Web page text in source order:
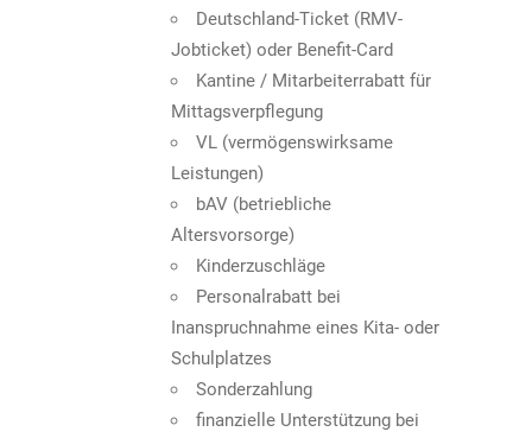
Deutschland-Ticket (RMV-
Jobticket) oder Benefit-Card
Kantine / Mitarbeiterrabatt für
Mittagsverpflegung
VL (vermögenswirksame
Leistungen)
bAV (betriebliche
Altersvorsorge)
Kinderzuschläge
Personalrabatt bei
Inanspruchnahme eines Kita- oder
Schulplatzes
Sonderzahlung
finanzielle Unterstützung bei